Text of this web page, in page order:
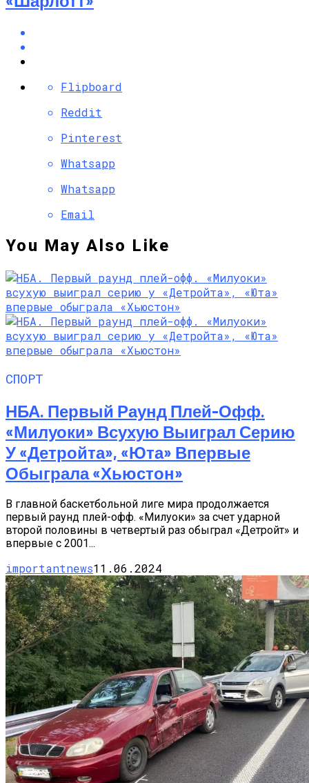
Flipboard
Reddit
Pinterest
Whatsapp
Whatsapp
Email
You May Also Like
СПОРТ
НБА. Первый Раунд Плей-Офф.
«Милуоки» Всухую Выиграл Серию
У «Детройта», «Юта» Впервые
Обыграла «Хьюстон»
В главной баскетбольной лиге мира продолжается
первый раунд плей-офф. «Милуоки» за счет ударной
второй половины в четвертый раз обыграл «Детройт» и
впервые с 2001...
importantnews11.06.2024